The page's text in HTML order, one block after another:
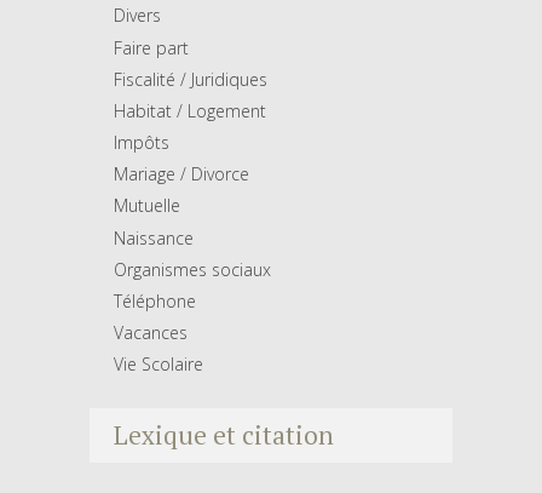
Divers
Faire part
Fiscalité / Juridiques
Habitat / Logement
Impôts
Mariage / Divorce
Mutuelle
Naissance
Organismes sociaux
Téléphone
Vacances
Vie Scolaire
Lexique et citation